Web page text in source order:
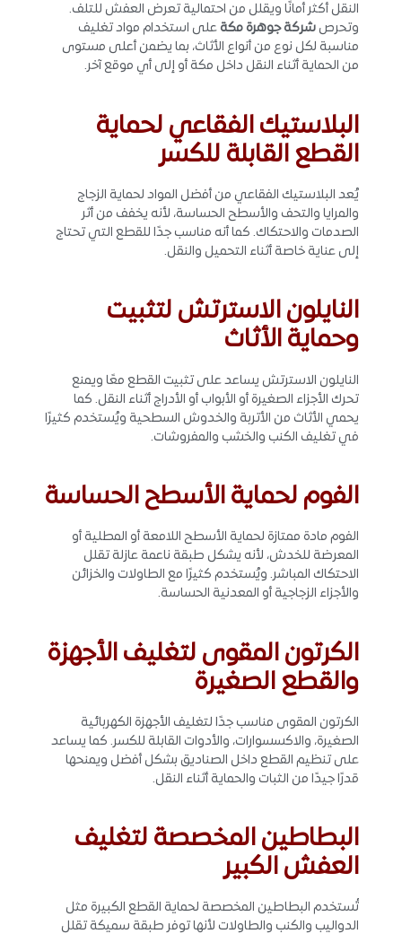
النقل أكثر أمانًا ويقلل من احتمالية تعرض العفش للتلف.
وتحرص شركة جوهرة مكة على استخدام مواد تغليف
مناسبة لكل نوع من أنواع الأثاث، بما يضمن أعلى مستوى
من الحماية أثناء النقل داخل مكة أو إلى أي موقع آخر.
البلاستيك الفقاعي لحماية
القطع القابلة للكسر
يُعد البلاستيك الفقاعي من أفضل المواد لحماية الزجاج
والمرايا والتحف والأسطح الحساسة، لأنه يخفف من أثر
الصدمات والاحتكاك. كما أنه مناسب جدًا للقطع التي تحتاج
إلى عناية خاصة أثناء التحميل والنقل.
النايلون الاسترتش لتثبيت
وحماية الأثاث
النايلون الاسترتش يساعد على تثبيت القطع معًا ويمنع
تحرك الأجزاء الصغيرة أو الأبواب أو الأدراج أثناء النقل. كما
يحمي الأثاث من الأتربة والخدوش السطحية ويُستخدم كثيرًا
في تغليف الكنب والخشب والمفروشات.
الفوم لحماية الأسطح الحساسة
الفوم مادة ممتازة لحماية الأسطح اللامعة أو المطلية أو
المعرضة للخدش، لأنه يشكل طبقة ناعمة عازلة تقلل
الاحتكاك المباشر. ويُستخدم كثيرًا مع الطاولات والخزائن
والأجزاء الزجاجية أو المعدنية الحساسة.
الكرتون المقوى لتغليف الأجهزة
والقطع الصغيرة
الكرتون المقوى مناسب جدًا لتغليف الأجهزة الكهربائية
الصغيرة، والاكسسوارات، والأدوات القابلة للكسر. كما يساعد
على تنظيم القطع داخل الصناديق بشكل أفضل ويمنحها
قدرًا جيدًا من الثبات والحماية أثناء النقل.
البطاطين المخصصة لتغليف
العفش الكبير
تُستخدم البطاطين المخصصة لحماية القطع الكبيرة مثل
الدواليب والكنب والطاولات لأنها توفر طبقة سميكة تقلل